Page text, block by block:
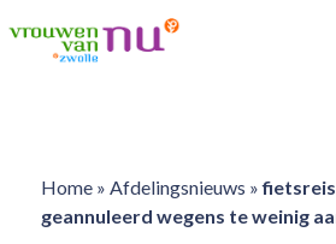
Home» Afdelingsnieuws »
geannuleerd wegens te weinig